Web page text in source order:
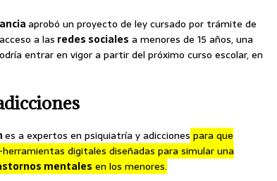
aprobó un proyecto de ley cursado por trámite de
a las redes sociales a menores de 15 años, una
entrar en vigor a partir del próximo curso escolar, en
es a expertos en psiquiatría y adicciones para que
digitales diseñadas para simular una
mentales en los menores.